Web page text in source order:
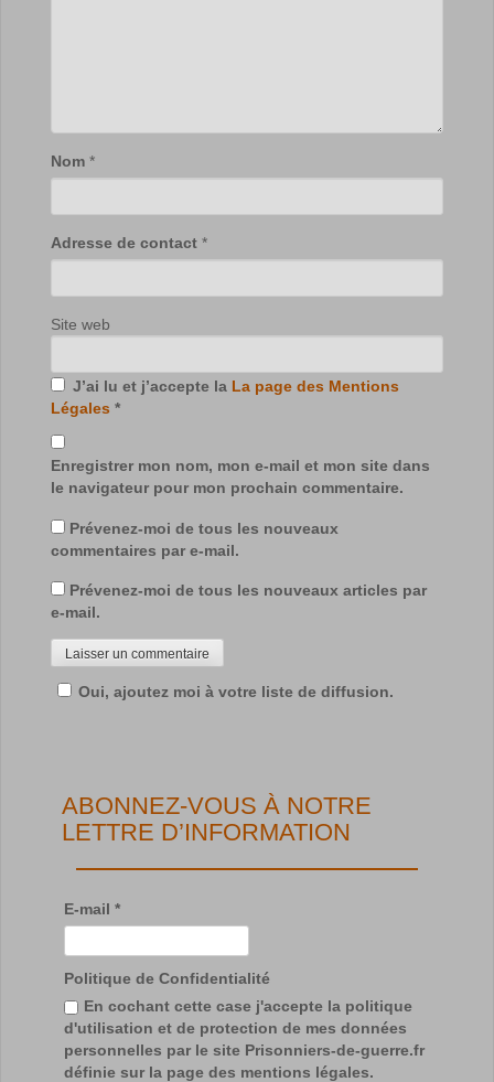
Nom *
Adresse de contact *
Site web
J’ai lu et j’accepte la La page des Mentions
Légales *
Enregistrer mon nom, mon e-mail et mon site dans
le navigateur pour mon prochain commentaire.
Prévenez-moi de tous les nouveaux
commentaires par e-mail.
Prévenez-moi de tous les nouveaux articles par
e-mail.
Oui, ajoutez moi à votre liste de diffusion.
ABONNEZ-VOUS À NOTRE
LETTRE D’INFORMATION
E-mail *
Politique de Confidentialité
En cochant cette case j'accepte la politique
d'utilisation et de protection de mes données
personnelles par le site Prisonniers-de-guerre.fr
définie sur la page des mentions légales.